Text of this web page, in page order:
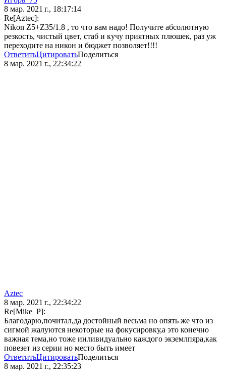
8 мар. 2021 г., 18:17:14
Re[Aztec]:
Nikon Z5+Z35/1.8 , то что вам надо! Получите абсолютную
резкость, чистый цвет, стаб и кучу приятных плюшек, раз уж
переходите на никон и бюджет позволяет!!!!
ОтветитьЦитироватьПоделиться
8 мар. 2021 г., 22:34:22
Aztec
8 мар. 2021 г., 22:34:22
Re[Mike_P]:
Благодарю,почитал,да достойный весьма но опять же что из
сигмой жалуются некоторые на фокусировку,а это конечно
важная тема,но тоже инливидуально каждого экземлпяра,как
повезет из серии но место быть имеет
ОтветитьЦитироватьПоделиться
8 мар. 2021 г., 22:35:23